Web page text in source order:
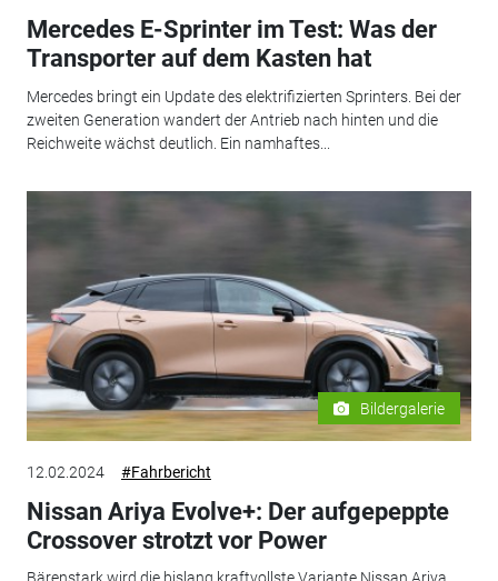
Mercedes E-Sprinter im Test: Was der
Transporter auf dem Kasten hat
Mercedes bringt ein Update des elektrifizierten Sprinters. Bei der
zweiten Generation wandert der Antrieb nach hinten und die
Reichweite wächst deutlich. Ein namhaftes...
Bildergalerie
12.02.2024 #Fahrbericht
Nissan Ariya Evolve+: Der aufgepeppte
Crossover strotzt vor Power